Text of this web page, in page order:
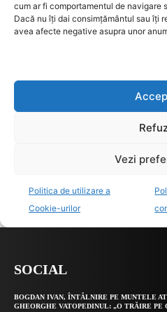
SOCIAL
BOGDAN IVAN, ÎNTÂLNIRE PE MUNTELE
GHEORGHE VATOPEDINUL: „O TRĂIRE PE